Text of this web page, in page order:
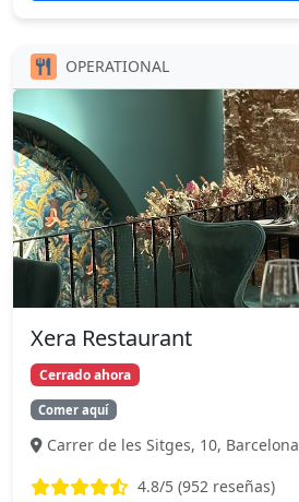
OPERATIONAL
Xera Restaurant
Cerrado ahora
Comer aquí
Carrer de les Sitges, 10, Barcelona
4.8/5 (952 reseñas)